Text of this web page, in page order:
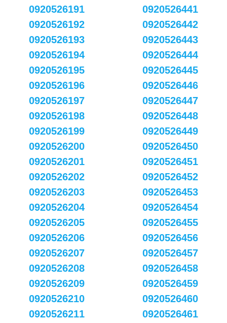
0920526191
0920526192
0920526193
0920526194
0920526195
0920526196
0920526197
0920526198
0920526199
0920526200
0920526201
0920526202
0920526203
0920526204
0920526205
0920526206
0920526207
0920526208
0920526209
0920526210
0920526211
0920526441
0920526442
0920526443
0920526444
0920526445
0920526446
0920526447
0920526448
0920526449
0920526450
0920526451
0920526452
0920526453
0920526454
0920526455
0920526456
0920526457
0920526458
0920526459
0920526460
0920526461